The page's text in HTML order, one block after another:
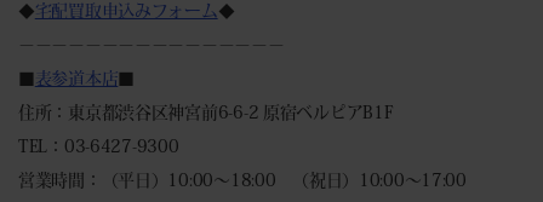
◆宅配買取申込みフォーム ◆
－－－－－－－－－－－－－－－－
■ 表参道本店■
住所：東京都渋谷区神宮前6-6-2 原宿ベルピアB1F
TEL：03-6427-9300
営業時間：（平日）10:00～18:00 （祝日）10:00～17:00